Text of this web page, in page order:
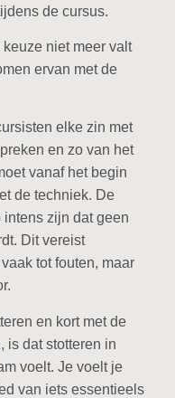
de cursus.
niet meer valt
ervan met de
elke zin met
en zo van het
vanaf het begin
de techniek. De
zijn dat geen
Dit vereist
tot fouten, maar
en kort met de
is dat stotteren in
voelt. Je voelt je
van iets essentieels